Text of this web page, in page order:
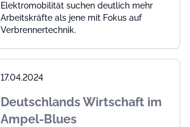
Elektromobilität suchen deutlich mehr
Arbeitskräfte als jene mit Fokus auf
Verbrennertechnik.
17.04.2024
Deutschlands Wirtschaft im
Ampel-Blues